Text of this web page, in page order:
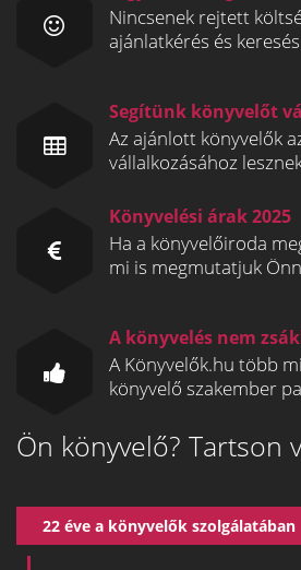
Nincsenek rejtett
ajánlatkérés és
Segítünk könyvelőt
Az ajánlott könyvelők
vállalkozásához
Könyvelési árak 2025
Ha a könyvelőiroda
mi is megmutatjuk
A könyvelés nem
A Könyvelők.hu több
könyvelő szakember
Ön könyvelő? Tartson
22 éve a könyvelők szolgálatában